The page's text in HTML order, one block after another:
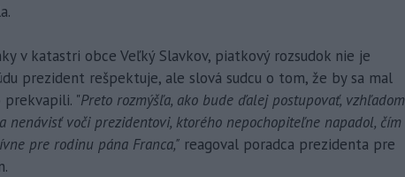
v katastri obce Veľký Slavkov, piatkový rozsudok nie je
prezident rešpektuje, ale slová sudcu o tom, že by sa mal
prekvapili. "Preto rozmýšľa, ako bude ďalej postupovať, vzhľadom
nenávisť voči prezidentovi, ktorého nepochopiteľne napadol, čím
pre rodinu pána Franca," reagoval poradca prezidenta pre